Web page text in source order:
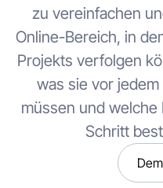
zu vereinfachen
Online-Bereich, in
Projekts verfolgen
was sie vor
müssen und welche
Schritt